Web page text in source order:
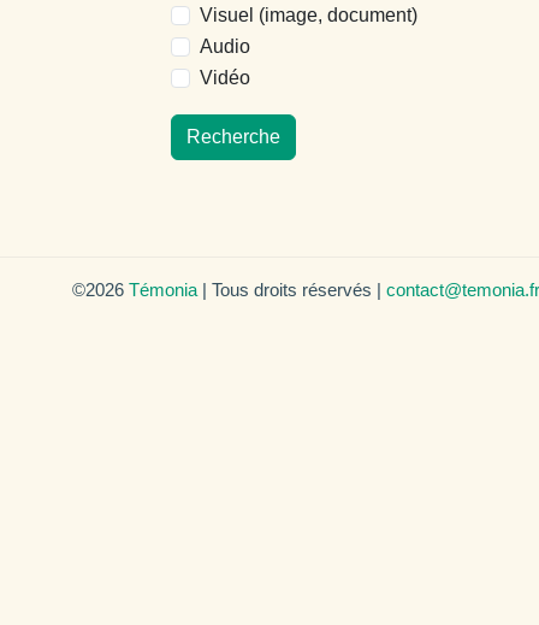
Visuel (image, document)
Audio
Vidéo
Recherche
©2026 Témonia | Tous droits réservés | contact@temonia.fr